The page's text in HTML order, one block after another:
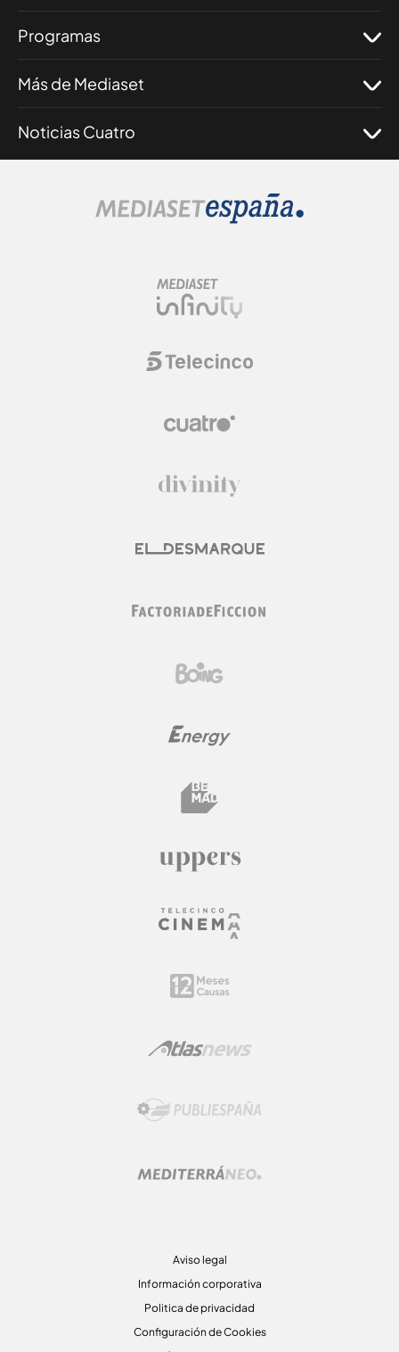
Programas
Más de Mediaset
Noticias Cuatro
Aviso legal
Información corporativa
Politica de privacidad
Configuración de Cookies